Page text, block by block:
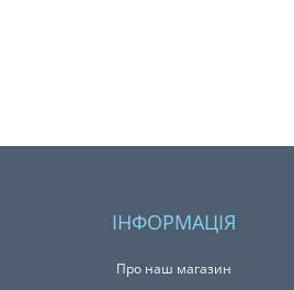
ІНФОРМАЦІЯ
Про наш магазин